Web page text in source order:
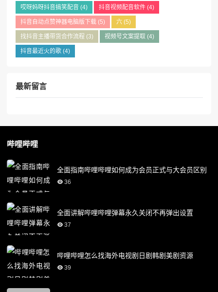
哎呀妈呀抖音搞笑配音(4) 抖音视频配音软件 (4)
抖音自动点赞神器电脑版下载(5) 六 (5)
找抖音主播带货合作流程 (3) 视频号文案提取 (4)
抖音最近火的歌(4)
最新留言
哔哩哔哩
全面指南哔哩哔哩如何成为会员正式与大会员区别
36
全面讲解哔哩哔哩弹幕永久关闭不再弹出设置
37
哔哩哔哩怎么找海外电视剧日剧韩剧美剧资源
39